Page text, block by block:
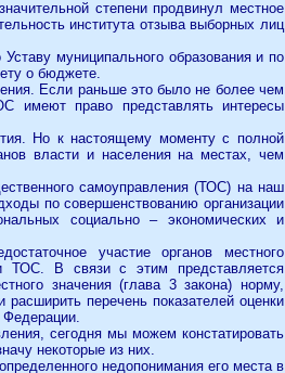
степени продвинул местное
института отзыва выборных лиц
муниципального образования и по
о бюджете.
Если раньше это было не более чем
имеют право представлять интересы
Но к настоящему моменту с полной
власти и населения на местах, чем
самоуправления (ТОС) на наш
по совершенствованию организации
социально – экономических и
участие органов местного
ТОС. В связи с этим представляется
значения (глава 3 закона) норму,
перечень показателей оценки
Федерации.
сегодня мы можем констатировать
некоторые из них.
недопонимания его места в